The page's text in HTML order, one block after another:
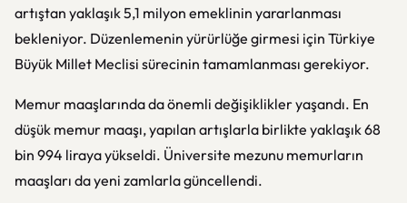
artıştan yaklaşık 5,1 milyon emeklinin yararlanması
bekleniyor. Düzenlemenin yürürlüğe girmesi için Türkiye
Büyük Millet Meclisi sürecinin tamamlanması gerekiyor.
Memur maaşlarında da önemli değişiklikler yaşandı. En
düşük memur maaşı, yapılan artışlarla birlikte yaklaşık 68
bin 994 liraya yükseldi. Üniversite mezunu memurların
maaşları da yeni zamlarla güncellendi.